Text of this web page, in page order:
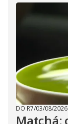
DO R7/03/08/2026
Matchá: